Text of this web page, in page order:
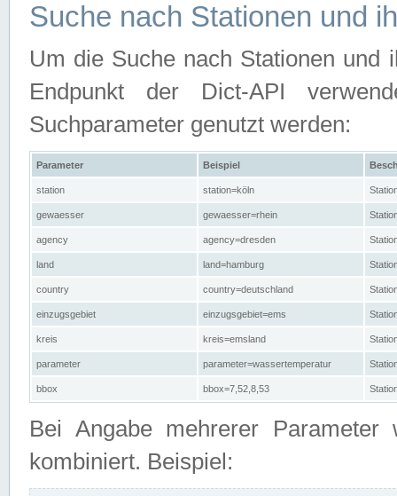
Suche nach Stationen und
Um die Suche nach Stationen und
Endpunkt der Dict-API
Suchparameter genutzt werden:
Parameter Beispiel
station station=köln
gewaesser gewaesser=rhein
agency agency=dresden
land land=hamburg
country country=deutschland
einzugsgebiet einzugsgebiet=ems
kreis kreis=emsland
parameter parameter=wassertemperatur
bbox bbox=7,52,8,53
Bei Angabe mehrerer Parameter
kombiniert. Beispiel: